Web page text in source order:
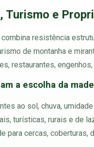
Turismo e
resistência
de montanha e
restaurantes,
a escolha da
ao sol, chuva,
turísticas, rurais e de
para cercas, coberturas,